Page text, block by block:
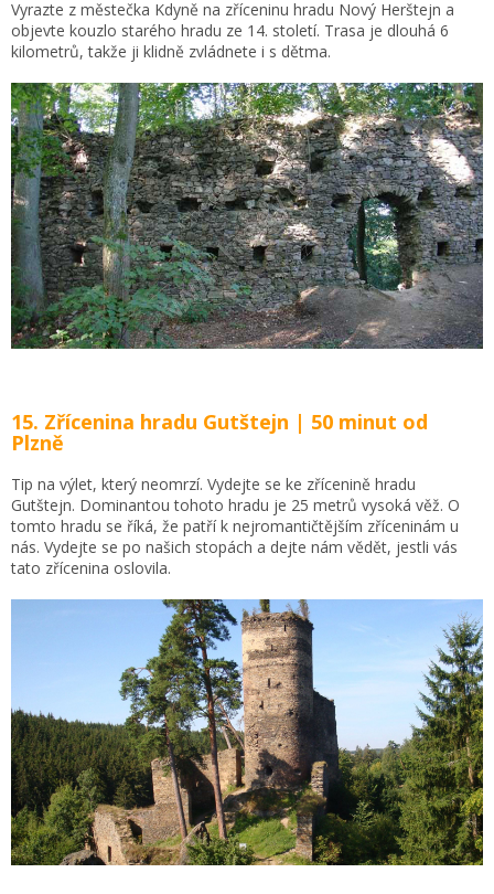
Vyrazte z městečka Kdyně na zříceninu hradu Nový Herštejn a
objevte kouzlo starého hradu ze 14. století. Trasa je dlouhá 6
kilometrů, takže ji klidně zvládnete i s dětma.
15. Zřícenina hradu Gutštejn | 50 minut od
Plzně
Tip na výlet, který neomrzí. Vydejte se ke zřícenině hradu
Gutštejn. Dominantou tohoto hradu je 25 metrů vysoká věž. O
tomto hradu se říká, že patří k nejromantičtějším zříceninám u
nás. Vydejte se po našich stopách a dejte nám vědět, jestli vás
tato zřícenina oslovila.